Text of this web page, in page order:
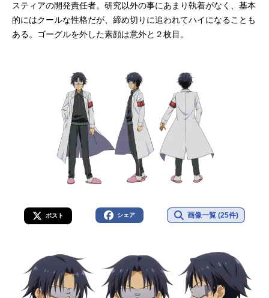
スティアの開発責任者。研究以外の事にあまり執着がなく、基本
的にはクールな性格だが、締め切りに追われてハイになることも
ある。ゴーグルを外した素顔は意外と２枚目。
ポスト シェア 画像一覧 (25件)